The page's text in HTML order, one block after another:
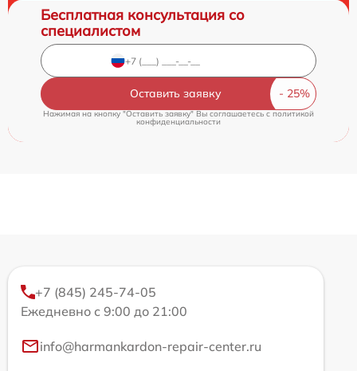
Бесплатная консультация со
специалистом
Оставить заявку
Нажимая на кнопку "Оставить заявку" Вы соглашаетесь cполитикой
конфиденциальности
+7 (845) 245-74-05
Ежедневно с 9:00 до 21:00
info@harmankardon-repair-center.ru